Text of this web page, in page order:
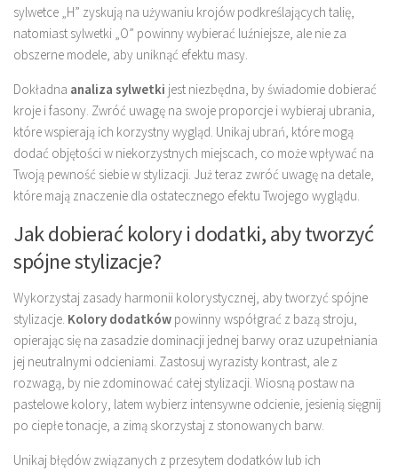
sylwetce „H” zyskują na używaniu krojów podkreślających talię,
natomiast sylwetki „O” powinny wybierać luźniejsze, ale nie za
obszerne modele, aby uniknąć efektu masy.
Dokładna analiza sylwetki jest niezbędna, by świadomie dobierać
kroje i fasony. Zwróć uwagę na swoje proporcje i wybieraj ubrania,
które wspierają ich korzystny wygląd. Unikaj ubrań, które mogą
dodać objętości w niekorzystnych miejscach, co może wpływać na
Twoją pewność siebie w stylizacji. Już teraz zwróć uwagę na detale,
które mają znaczenie dla ostatecznego efektu Twojego wyglądu.
Jak dobierać kolory i dodatki, aby tworzyć
spójne stylizacje?
Wykorzystaj zasady harmonii kolorystycznej, aby tworzyć spójne
stylizacje. Kolory dodatków powinny współgrać z bazą stroju,
opierając się na zasadzie dominacji jednej barwy oraz uzupełniania
jej neutralnymi odcieniami. Zastosuj wyrazisty kontrast, ale z
rozwagą, by nie zdominować całej stylizacji. Wiosną postaw na
pastelowe kolory, latem wybierz intensywne odcienie, jesienią sięgnij
po ciepłe tonacje, a zimą skorzystaj z stonowanych barw.
Unikaj błędów związanych z przesytem dodatków lub ich